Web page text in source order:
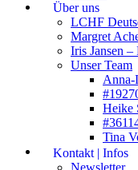
Über uns
LCHF
Margret
Iris Jansen –
Unser Team
Anna-
Heike
Tina
Kontakt | Infos
Newsletter